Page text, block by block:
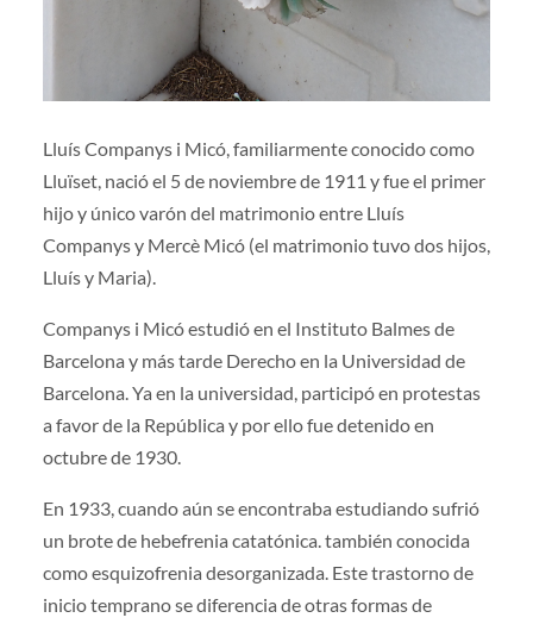
Lluís Companys i Micó, familiarmente conocido como
Lluïset, nació el 5 de noviembre de 1911 y fue el primer
hijo y único varón del matrimonio entre Lluís
Companys y Mercè Micó (el matrimonio tuvo dos hijos,
Lluís y Maria).
Companys i Micó estudió en el Instituto Balmes de
Barcelona y más tarde Derecho en la Universidad de
Barcelona. Ya en la universidad, participó en protestas
a favor de la República y por ello fue detenido en
octubre de 1930.
En 1933, cuando aún se encontraba estudiando sufrió
un brote de hebefrenia catatónica. también conocida
como esquizofrenia desorganizada. Este trastorno de
inicio temprano se diferencia de otras formas de